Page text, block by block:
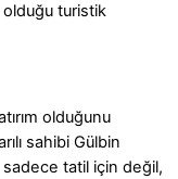
olduğu turistik
olduğunu
sahibi Gülbin
sadece tatil için değil,